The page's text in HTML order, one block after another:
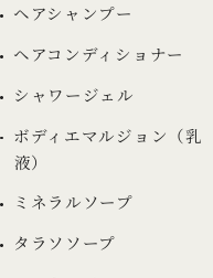
ヘアシャンプー
ヘアコンディショナー
シャワージェル
ボディエマルジョン（乳
液）
ミネラルソープ
タラソソープ